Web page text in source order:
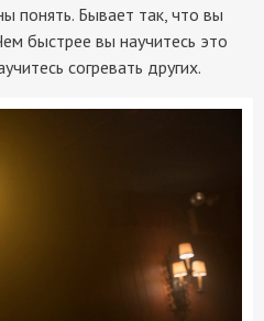
понять. Бывает так, что вы
быстрее вы научитесь это
согревать других.